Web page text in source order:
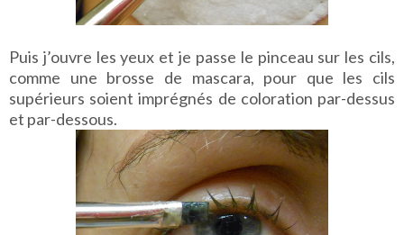
Puis j’ouvre les yeux et je passe le pinceau sur les cils,
comme une brosse de mascara, pour que les cils
supérieurs soient imprégnés de coloration par-dessus
et par-dessous.